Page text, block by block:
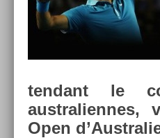
tendant le
Open